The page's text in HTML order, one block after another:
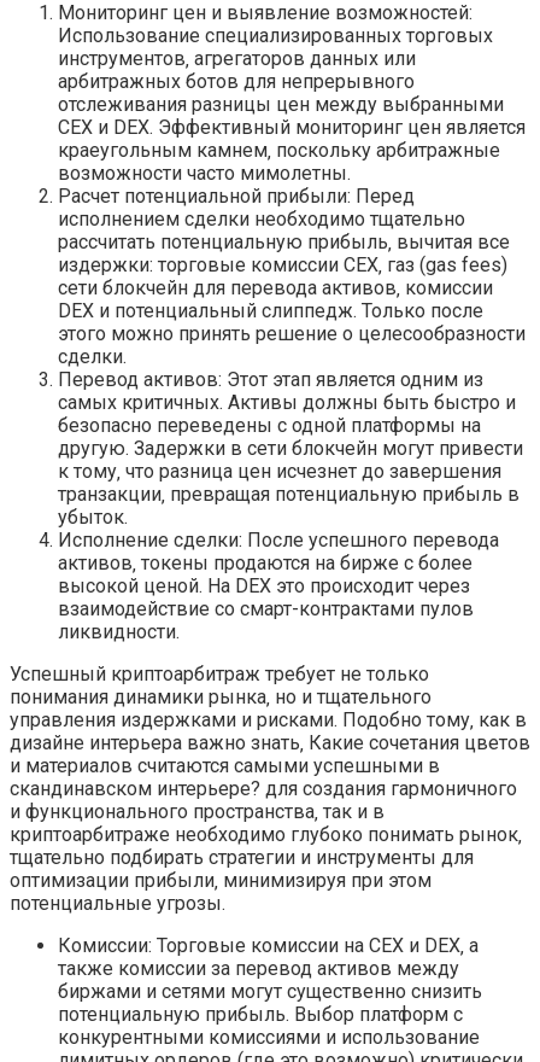
Мониторинг цен и выявление возможностей:
Использование специализированных торговых
инструментов‚ агрегаторов данных или
арбитражных ботов для непрерывного
отслеживания разницы цен между выбранными
CEX и DEX. Эффективный мониторинг цен является
краеугольным камнем‚ поскольку арбитражные
возможности часто мимолетны.
Расчет потенциальной прибыли: Перед
исполнением сделки необходимо тщательно
рассчитать потенциальную прибыль‚ вычитая все
издержки: торговые комиссии CEX‚ газ (gas fees)
сети блокчейн для перевода активов‚ комиссии
DEX и потенциальный слиппедж. Только после
этого можно принять решение о целесообразности
сделки.
Перевод активов: Этот этап является одним из
самых критичных. Активы должны быть быстро и
безопасно переведены с одной платформы на
другую. Задержки в сети блокчейн могут привести
к тому‚ что разница цен исчезнет до завершения
транзакции‚ превращая потенциальную прибыль в
убыток.
Исполнение сделки: После успешного перевода
активов‚ токены продаются на бирже с более
высокой ценой. На DEX это происходит через
взаимодействие со смарт-контрактами пулов
ликвидности.
Успешный криптоарбитраж требует не только
понимания динамики рынка‚ но и тщательного
управления издержками и рисками. Подобно тому‚ как в
дизайне интерьера важно знать‚ Какие сочетания цветов
и материалов считаются самыми успешными в
скандинавском интерьере? для создания гармоничного
и функционального пространства‚ так и в
криптоарбитраже необходимо глубоко понимать рынок‚
тщательно подбирать стратегии и инструменты для
оптимизации прибыли‚ минимизируя при этом
потенциальные угрозы.
Комиссии: Торговые комиссии на CEX и DEX‚ а
также комиссии за перевод активов между
биржами и сетями могут существенно снизить
потенциальную прибыль. Выбор платформ с
конкурентными комиссиями и использование